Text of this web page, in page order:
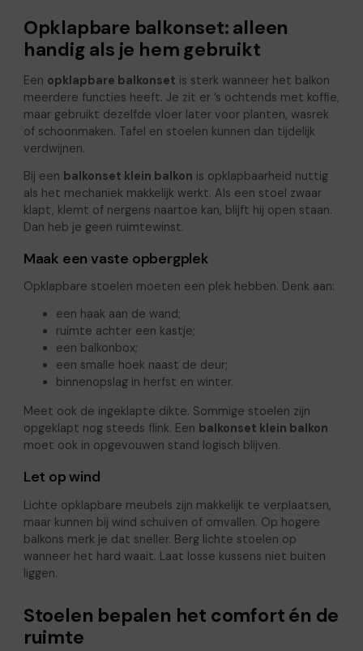
Opklapbare balkonset: alleen
handig als je hem gebruikt
Een opklapbare balkonset is sterk wanneer het balkon
meerdere functies heeft. Je zit er ’s ochtends met koffie,
maar gebruikt dezelfde vloer later voor planten, wasrek
of schoonmaken. Tafel en stoelen kunnen dan tijdelijk
verdwijnen.
Bij een balkonset klein balkon is opklapbaarheid nuttig
als het mechaniek makkelijk werkt. Als een stoel zwaar
klapt, klemt of nergens naartoe kan, blijft hij open staan.
Dan heb je geen ruimtewinst.
Maak een vaste opbergplek
Opklapbare stoelen moeten een plek hebben. Denk aan:
een haak aan de wand;
ruimte achter een kastje;
een balkonbox;
een smalle hoek naast de deur;
binnenopslag in herfst en winter.
Meet ook de ingeklapte dikte. Sommige stoelen zijn
opgeklapt nog steeds flink. Een balkonset klein balkon
moet ook in opgevouwen stand logisch blijven.
Let op wind
Lichte opklapbare meubels zijn makkelijk te verplaatsen,
maar kunnen bij wind schuiven of omvallen. Op hogere
balkons merk je dat sneller. Berg lichte stoelen op
wanneer het hard waait. Laat losse kussens niet buiten
liggen.
Stoelen bepalen het comfort én de
ruimte